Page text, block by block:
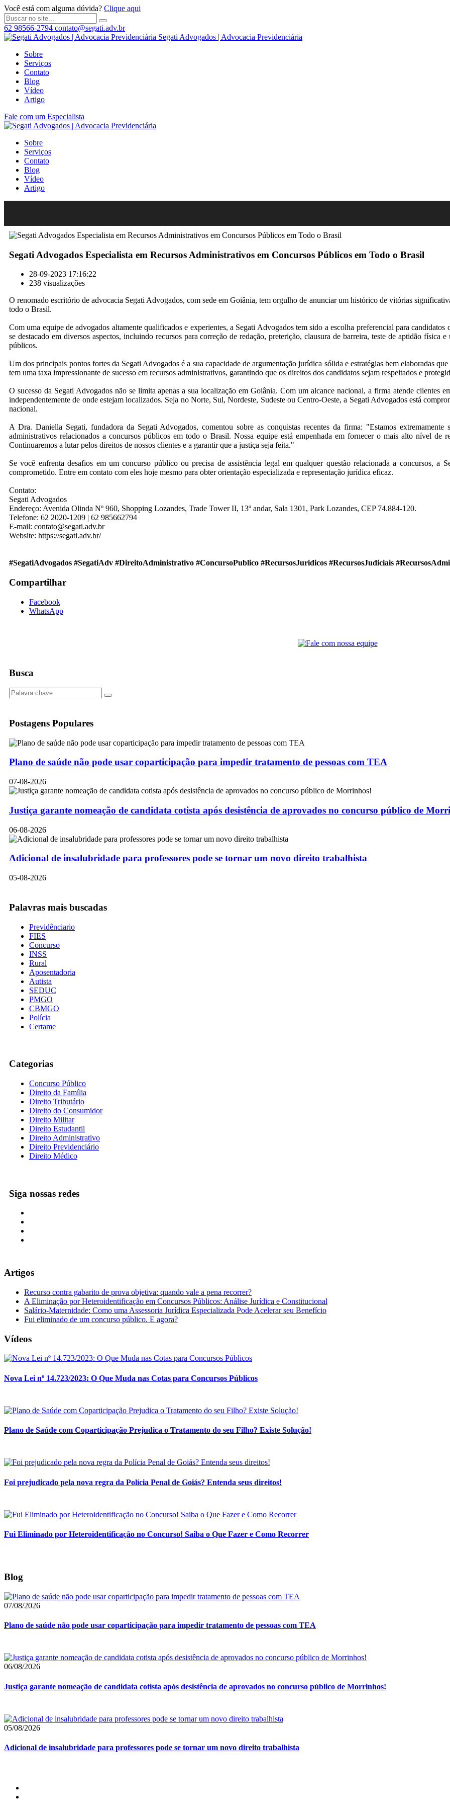
Você está com alguma dúvida? Clique aqui
62 98566-2794 contato@segati.adv.br
Segati Advogados | Advocacia Previdenciária
Sobre
Serviços
Contato
Blog
Vídeo
Artigo
Fale com um Especialista
Sobre
Serviços
Contato
Blog
Vídeo
Artigo
Segati Advogados Especialista em Recursos Administrativos em Concursos Públicos em Todo o Brasil
28-09-2023 17:16:22
238 visualizações
O renomado escritório de advocacia Segati Advogados, com sede em Goiânia, tem orgulho de anunciar um histórico de vitórias
todo o Brasil.
Com uma equipe de advogados altamente qualificados e experientes, a Segati Advogados tem sido a escolha preferencial para
se destacado em diversos aspectos, incluindo recursos para correção de redação, preterição, clausura de barreira, teste de aptidão física
públicos.
Um dos principais pontos fortes da Segati Advogados é a sua capacidade de argumentação jurídica sólida e estratégias bem elaboradas
tem uma taxa impressionante de sucesso em recursos administrativos, garantindo que os direitos dos candidatos sejam respeitados e
O sucesso da Segati Advogados não se limita apenas a sua localização em Goiânia. Com um alcance nacional, a firma atende clientes
independentemente de onde estejam localizados. Seja no Norte, Sul, Nordeste, Sudeste ou Centro-Oeste, a Segati Advogados está
nacional.
A Dra. Daniella Segati, fundadora da Segati Advogados, comentou sobre as conquistas recentes da firma: "Estamos
administrativos relacionados a concursos públicos em todo o Brasil. Nossa equipe está empenhada em fornecer o mais alto nível de
Continuaremos a lutar pelos direitos de nossos clientes e a garantir que a justiça seja feita."
Se você enfrenta desafios em um concurso público ou precisa de assistência legal em qualquer questão relacionada a concursos, a
comprometido. Entre em contato com eles hoje mesmo para obter orientação especializada e representação jurídica eficaz.
Contato:
Segati Advogados
Endereço: Avenida Olinda Nº 960, Shopping Lozandes, Trade Tower II, 13º andar, Sala 1301, Park Lozandes, CEP 74.884-120.
Telefone: 62 2020-1209 | 62 985662794
E-mail: contato@segati.adv.br
Website: https://segati.adv.br/
#SegatiAdvogados #SegatiAdv #DireitoAdministrativo #ConcursoPublico #RecursosJuridicos #RecursosJudiciais
Compartilhar
Facebook
WhatsApp
Busca
Postagens Populares
Plano de saúde não pode usar coparticipação para impedir tratamento de pessoas com TEA
07-08-2026
Justiça garante nomeação de candidata cotista após desistência de aprovados no concurso público de
06-08-2026
Adicional de insalubridade para professores pode se tornar um novo direito trabalhista
05-08-2026
Palavras mais buscadas
Previdênciario
FIES
Concurso
INSS
Rural
Aposentadoria
Autista
SEDUC
PMGO
CBMGO
Polícia
Certame
Categorias
Concurso Público
Direito da Família
Direito Tributário
Direito do Consumidor
Direito Militar
Direito Estudantil
Direito Administrativo
Direito Previdenciário
Direito Médico
Siga nossas redes
Artigos
Recurso contra gabarito de prova objetiva: quando vale a pena recorrer?
A Eliminação por Heteroidentificação em Concursos Públicos: Análise Jurídica e Constitucional
Salário-Maternidade: Como uma Assessoria Jurídica Especializada Pode Acelerar seu Benefício
Fui eliminado de um concurso público. E agora?
Vídeos
Nova Lei nº 14.723/2023: O Que Muda nas Cotas para Concursos Públicos
Plano de Saúde com Coparticipação Prejudica o Tratamento do seu Filho? Existe Solução!
Foi prejudicado pela nova regra da Polícia Penal de Goiás? Entenda seus direitos!
Fui Eliminado por Heteroidentificação no Concurso! Saiba o Que Fazer e Como Recorrer
Blog
07/08/2026
Plano de saúde não pode usar coparticipação para impedir tratamento de pessoas com TEA
06/08/2026
Justiça garante nomeação de candidata cotista após desistência de aprovados no concurso público de Morrinhos!
05/08/2026
Adicional de insalubridade para professores pode se tornar um novo direito trabalhista